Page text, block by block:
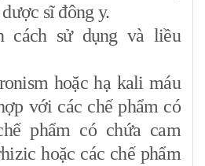
sĩ đông y.
cách sử dụng và liều
hoặc hạ kali máu
với các chế phẩm có
phẩm có chứa cam
hoặc các chế phẩm